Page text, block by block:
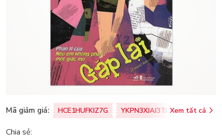
Mã giảm giá: HCE1HUFKIZ7G YKPN3XJAJ3TJ Xem tất cả
Chia sẻ: